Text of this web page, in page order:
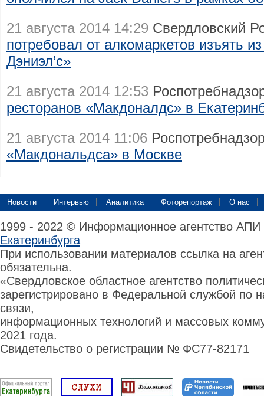
21 августа 2014 14:29 Свердловский
потребовал от алкомаркетов изъять
Дэниэл’с»
21 августа 2014 12:53
ресторанов «Макдоналдс» в
21 августа 2014 11:06
«Макдональдса» в Москве
Новости Интервью Аналитика Фоторепортаж О нас
1999 - 2022 © Информационное агентство
Екатеринбурга
При использовании материалов ссылка на
обязательна.
«Свердловское областное агентство
зарегистрировано в Федеральной службой по
связи,
информационных технологий и массовых
2021 года.
Свидетельство о регистрации № ФС77-82171